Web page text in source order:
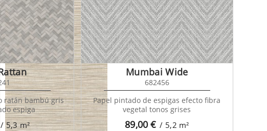
/ 5,3m²
ratán bambú gris
espiga
89,00€ / 5,2 m²
Mumbai Wide
682456
Papel pintado de espigas efecto fibra
vegetal tonos grises